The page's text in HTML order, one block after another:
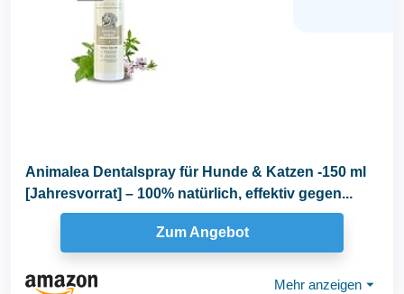
Animalea Dentalspray für Hunde & Katzen -150 ml
[Jahresvorrat] – 100% natürlich, effektiv gegen...
Zum Angebot
Mehr anzeigen ⏷